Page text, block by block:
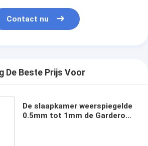
Contact nu
De Beste Prijs Voor
De slaapkamer weerspiegelde
0.5mm tot 1mm de Garderobe